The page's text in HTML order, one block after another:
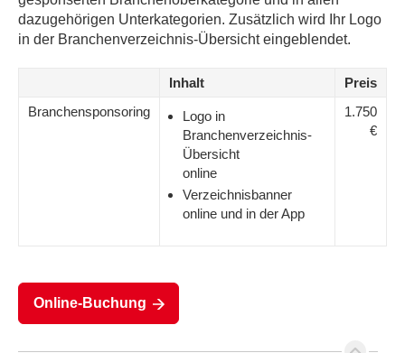
dazugehörigen Unterkategorien. Zusätzlich wird Ihr Logo
in der Branchenverzeichnis-Übersicht eingeblendet.
Inhalt
Preis
Branchensponsoring
Logo in
Branchenverzeichnis-
Übersicht
online
Verzeichnisbanner
online und in der App
1.750
€
Online-Buchung